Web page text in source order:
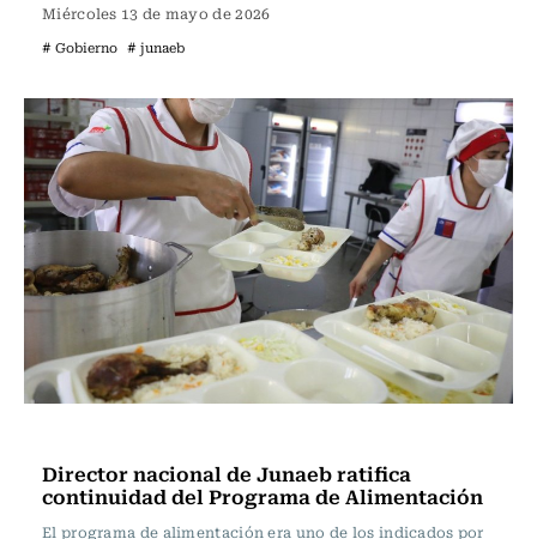
Miércoles 13 de mayo de 2026
# Gobierno # junaeb
Director nacional de Junaeb ratifica
continuidad del Programa de Alimentación
El programa de alimentación era uno de los indicados por